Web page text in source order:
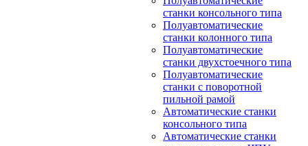
станки консольного типа
Полуавтоматические
станки колонного типа
Полуавтоматические
станки двухстоечного типа
Полуавтоматические
станки с поворотной
пильной рамой
Автоматические станки
консольного типа
Автоматические станки